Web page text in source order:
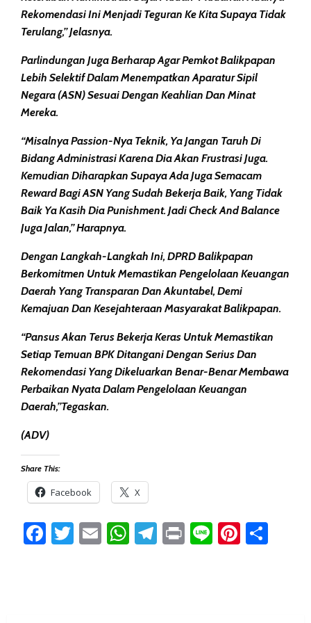
Rekomendasi Ini Menjadi Teguran Ke Kita Supaya Tidak
Terulang,” Jelasnya.
Parlindungan Juga Berharap Agar Pemkot Balikpapan
Lebih Selektif Dalam Menempatkan Aparatur Sipil
Negara (ASN) Sesuai Dengan Keahlian Dan Minat
Mereka.
“Misalnya Passion-Nya Teknik, Ya Jangan Taruh Di
Bidang Administrasi Karena Dia Akan Frustrasi Juga.
Kemudian Diharapkan Supaya Ada Juga Semacam
Reward Bagi ASN Yang Sudah Bekerja Baik, Yang Tidak
Baik Ya Kasih Dia Punishment. Jadi Check And Balance
Juga Jalan,” Harapnya.
Dengan Langkah-Langkah Ini, DPRD Balikpapan
Berkomitmen Untuk Memastikan Pengelolaan Keuangan
Daerah Yang Transparan Dan Akuntabel, Demi
Kemajuan Dan Kesejahteraan Masyarakat Balikpapan.
“Pansus Akan Terus Bekerja Keras Untuk Memastikan
Setiap Temuan BPK Ditangani Dengan Serius Dan
Rekomendasi Yang Dikeluarkan Benar-Benar Membawa
Perbaikan Nyata Dalam Pengelolaan Keuangan
Daerah,”tegaskan.
(ADV)
Share This:
Facebook X
Facebook
Twitter
EmailWhatsApp
Telegram
PrintLine